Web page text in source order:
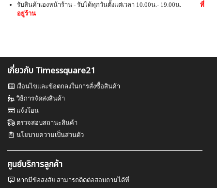
รับสินค้าเองหน้าร้าน - รับได้ทุกวันตั้งแต่เวลา 10.00น.- 19.00น.
ที่
อยู่ร้าน
เกี่ยวกับ Timessquare21
เงื่อนไขและข้อตกลงในการสั่งซื้อสินค้า
วิธีการจัดส่งสินค้า
แจ้งโอน
ตรวจสอบสถานะสินค้า
นโยบายความเป็นส่วนตัว
ศูนย์บริการลูกค้า
หากมีข้อสงสัย สามารถติดต่อสอบถามได้ที่